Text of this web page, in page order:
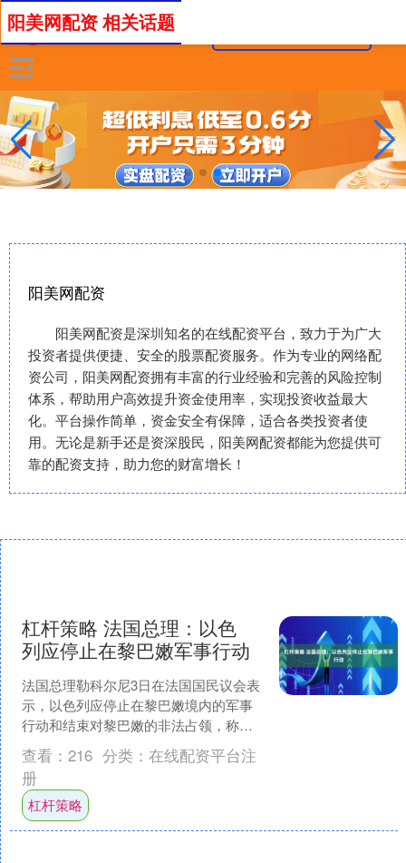
阳美网配资
阳美网配资是深圳知名的在线配资平台，致力于为广大
投资者提供便捷、安全的股票配资服务。作为专业的网络配
资公司，阳美网配资拥有丰富的行业经验和完善的风险控制
体系，帮助用户高效提升资金使用率，实现投资收益最大
化。平台操作简单，资金安全有保障，适合各类投资者使
用。无论是新手还是资深股民，阳美网配资都能为您提供可
靠的配资支持，助力您的财富增长！
阳美网配资 相关话题
杠杆策略 法国总理：以色
列应停止在黎巴嫩军事行动
法国总理勒科尔尼3日在法国国民议会表
示，以色列应停止在黎巴嫩境内的军事
行动和结束对黎巴嫩的非法占领，称以
色列继续在黎巴嫩作战“没有正当理
由”，“破坏本就脆弱的停....
查看： 216 分类： 在线配资平台注
册
杠杆策略